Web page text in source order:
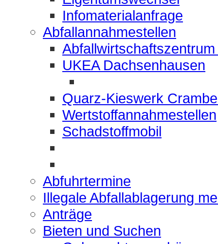
Infomaterialanfrage
Abfallannahmestellen
UKEA Dachsenhausen
Quarz-Kieswerk
Wertstoffannahmestellen
Schadstoffmobil
Abfuhrtermine
Illegale Abfallablagerung
Anträge
Bieten und Suchen